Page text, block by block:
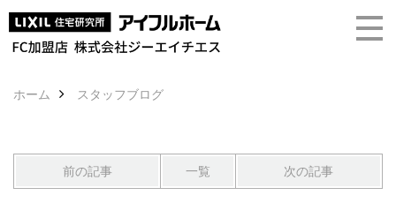
ホーム スタッフブログ
前の記事 一覧 次の記事